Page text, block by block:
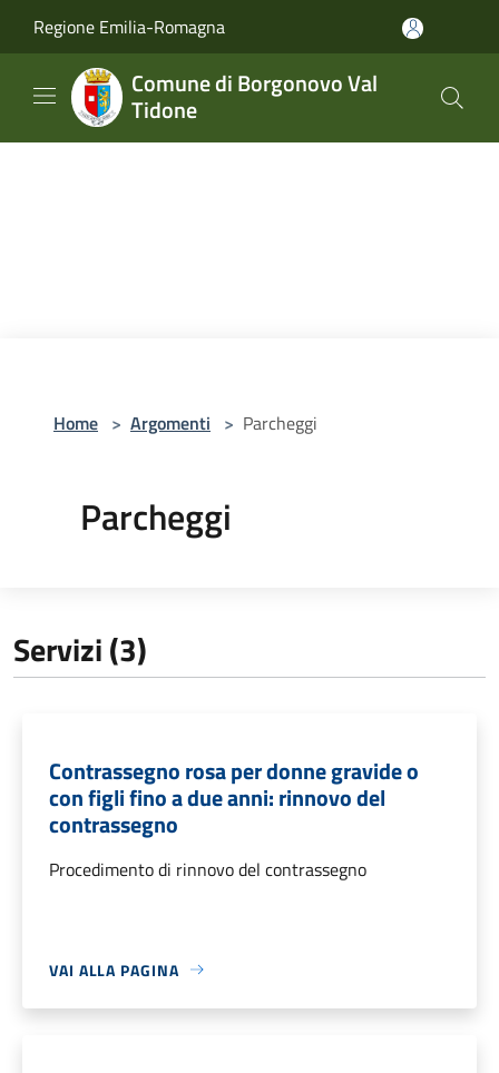
Regione Emilia-Romagna
Comune di Borgonovo Val
Tidone
Home > Argomenti > Parcheggi
Parcheggi
Servizi (3)
Contrassegno rosa per donne gravide o
con figli fino a due anni: rinnovo del
contrassegno
Procedimento di rinnovo del contrassegno
VAI ALLA PAGINA